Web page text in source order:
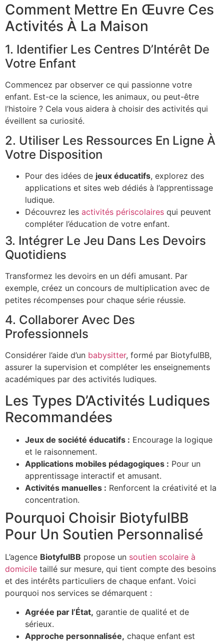
Comment Mettre En Œuvre Ces
Activités À La Maison
1. Identifier Les Centres D’Intérêt De
Votre Enfant
Commencez par observer ce qui passionne votre
enfant. Est-ce la science, les animaux, ou peut-être
l’histoire ? Cela vous aidera à choisir des activités qui
éveillent sa curiosité.
2. Utiliser Les Ressources En Ligne À
Votre Disposition
Pour des idées de jeux éducatifs, explorez des
applications et sites web dédiés à l’apprentissage
ludique.
Découvrez les activités périscolaires qui peuvent
compléter l’éducation de votre enfant.
3. Intégrer Le Jeu Dans Les Devoirs
Quotidiens
Transformez les devoirs en un défi amusant. Par
exemple, créez un concours de multiplication avec de
petites récompenses pour chaque série réussie.
4. Collaborer Avec Des
Professionnels
Considérer l’aide d’un babysitter, formé par BiotyfulBB,
assurer la supervision et compléter les enseignements
académiques par des activités ludiques.
Les Types D’Activités Ludiques
Recommandées
Jeux de société éducatifs : Encourage la logique
et le raisonnement.
Applications mobiles pédagogiques : Pour un
apprentissage interactif et amusant.
Activités manuelles : Renforcent la créativité et la
concentration.
Pourquoi Choisir BiotyfulBB
Pour Un Soutien Personnalisé
L’agence BiotyfulBB propose un soutien scolaire à
domicile taillé sur mesure, qui tient compte des besoins
et des intérêts particuliers de chaque enfant. Voici
pourquoi nos services se démarquent :
Agréée par l’État, garantie de qualité et de
sérieux.
Approche personnalisée, chaque enfant est